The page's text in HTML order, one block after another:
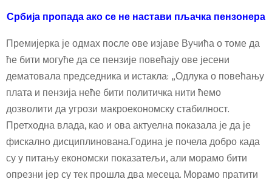
Србија пропада ако се не настави пљачка пензонера
Премијерка је одмах после ове изјаве Вучића о томе да
ће бити могуће да се пензије повећају ове јесени
дематовала председника и истакла: „Одлука о повећању
плата и пензија неће бити политичка нити ћемо
дозволити да угрози макроекономску стабилност.
Претходна влада, као и ова актуелна показала је да је
фискално дисциплинована.Година је почела добро када
су у питању економски показатељи, али морамо бити
опрезни јер су тек прошла два месеца. Морамо пратити